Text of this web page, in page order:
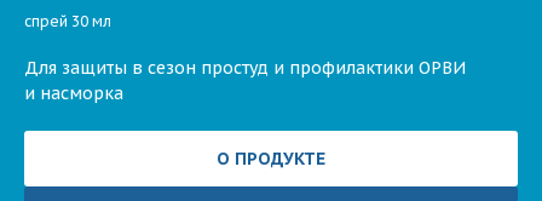
спрей 30 мл
Для защиты в сезон простуд и профилактики ОРВИ
и насморка
О ПРОДУКТЕ